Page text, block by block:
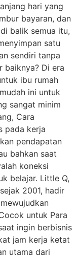
hari yang
bayaran, dan
balik semua itu,
satu
sendiri tanpa
baiknya? Di era
ibu rumah
ini untuk
sangat minim
Cara
pada kerja
pendapatan
bahkan saat
koneksi
belajar. Little Q,
2001, hadir
untuk Para
ingin berbisnis
jam kerja ketat
utama dari